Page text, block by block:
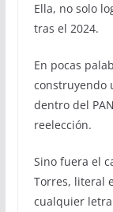
Ella, no solo
tras el 2024.
En pocas
construyendo
dentro del
reelección.
Sino fuera el
Torres, literal
cualquier